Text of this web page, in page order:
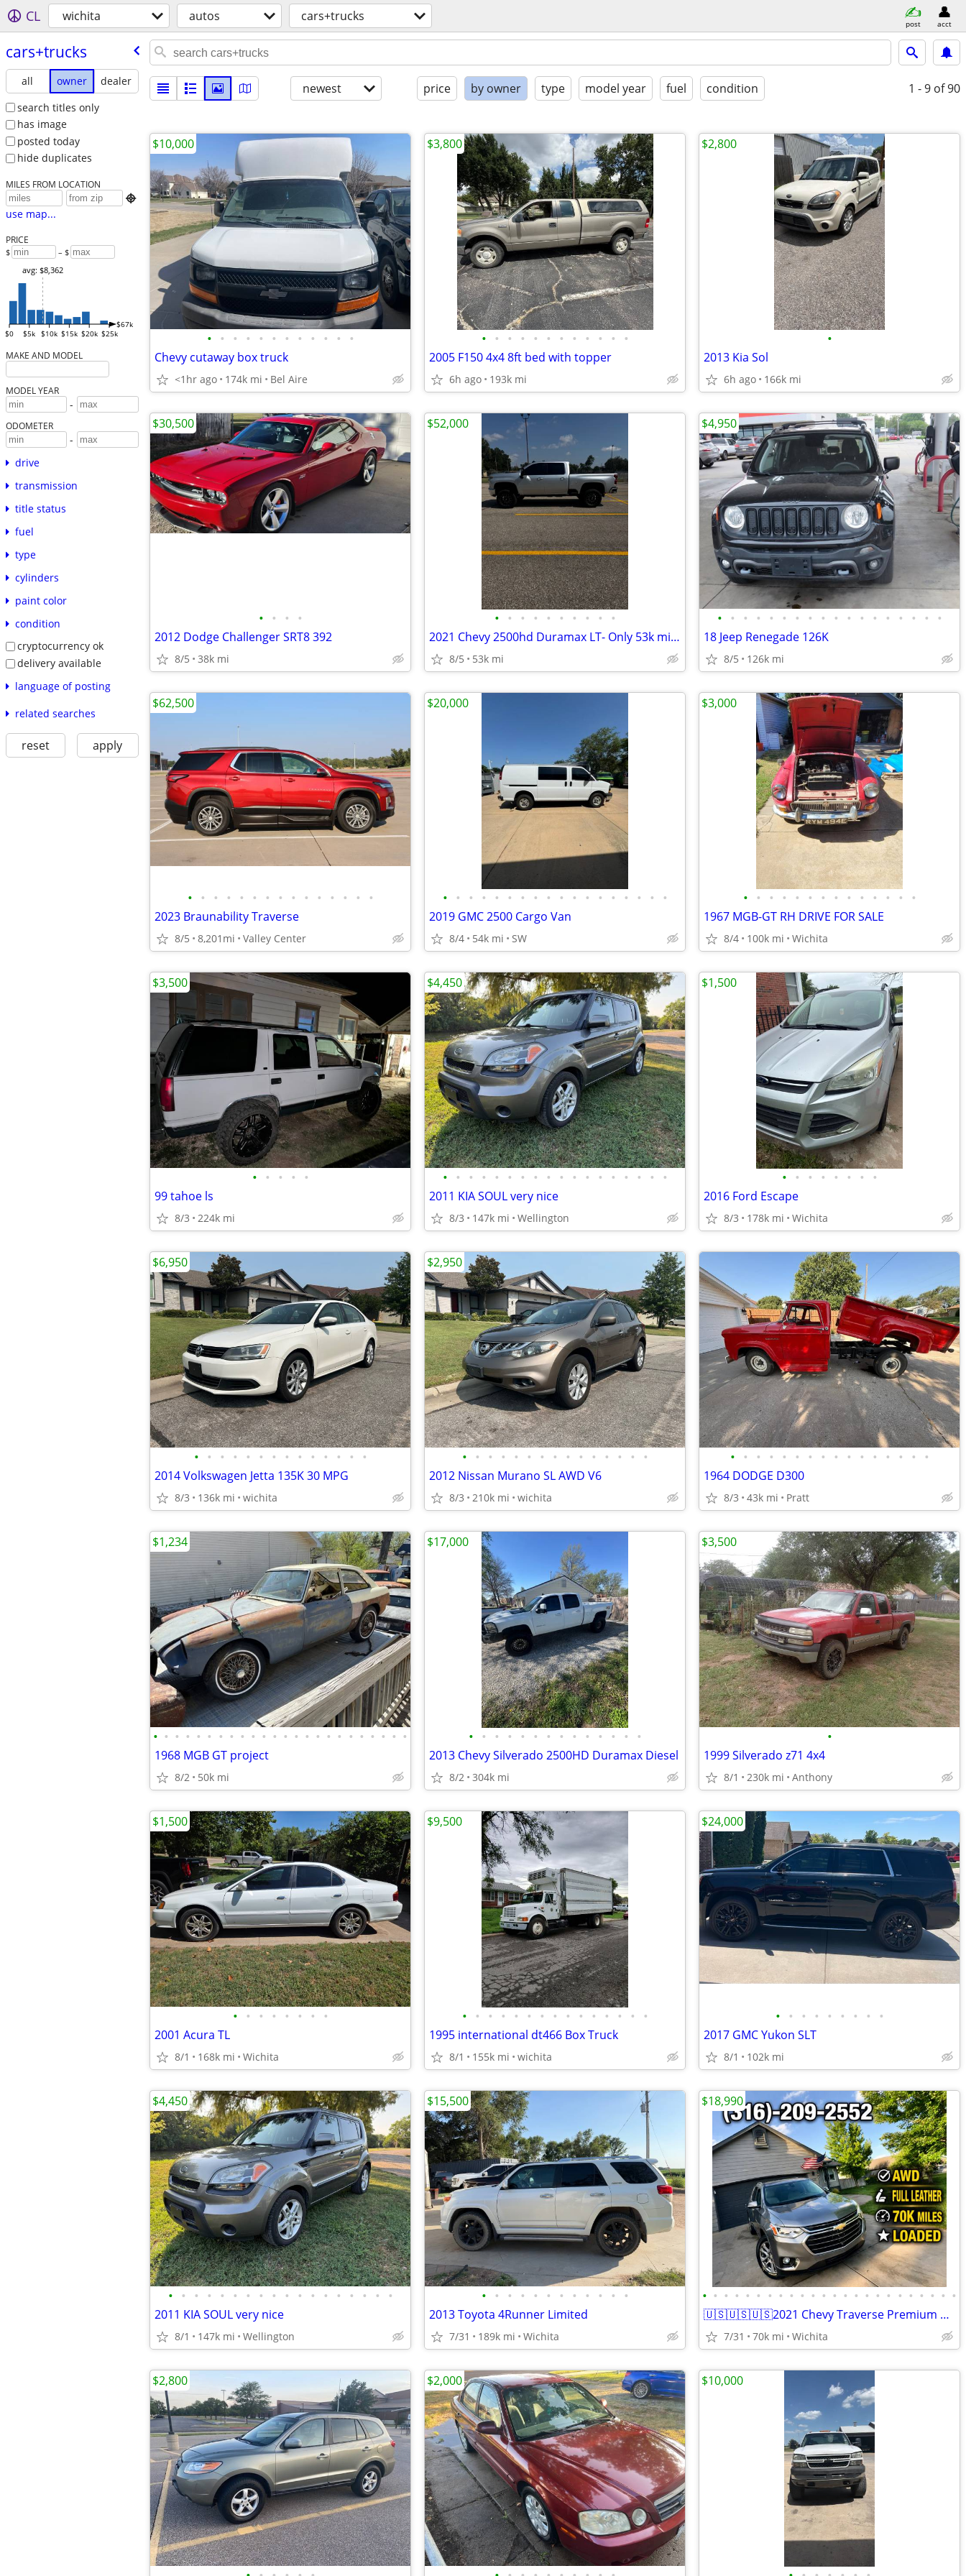
CL wichita autos cars+trucks post acct
cars+trucks
all owner
dealer
search titles only
has image
posted today
hide duplicates
MILES FROM LOCATION

use map...
PRICE
$ – $
$0 $5k $10k $15k $20k $25k
$67k
avg: $8,362
MAKE AND MODEL
MODEL YEAR
-
ODOMETER
-
drive
transmission
title status
fuel
type
cylinders
paint color
condition
cryptocurrency ok
delivery available
language of posting
related searches
reset apply
newest price by owner type model year fuel condition 1 - 9 of 90
• • • • • • • • • • • •
Chevy cutaway box truck
<1hr ago 174k mi Bel Aire
$10,000
• • • • • • • • • • • •
2005 F150 4x4 8ft bed with topper
6h ago 193k mi
$3,800
•
2013 Kia Sol
6h ago 166k mi
$2,800
• • • •
2012 Dodge Challenger SRT8 392
8/5 38k mi
$30,500
• • • • • • • • • •
2021 Chevy 2500hd Duramax LT- Only 53k miles-Clean title
8/5 53k mi
$52,000
• • • • • • • • • • • • • • • • • •
18 Jeep Renegade 126K
8/5 126k mi
$4,950
• • • • • • • • • • • • • • •
2023 Braunability Traverse
8/5 8,201mi Valley Center
$62,500
• • • • • • • • • • • • • • • • • •
2019 GMC 2500 Cargo Van
8/4 54k mi SW
$20,000
• • • • • • • • • • • • • •
1967 MGB-GT RH DRIVE FOR SALE
8/4 100k mi Wichita
$3,000
• • • • •
99 tahoe ls
8/3 224k mi
$3,500
• • • • • • • • • • • • • • • • • •
2011 KIA SOUL very nice
8/3 147k mi Wellington
$4,450
• • • • • • • •
2016 Ford Escape
8/3 178k mi Wichita
$1,500
• • • • • • • • • • • • • •
2014 Volkswagen Jetta 135K 30 MPG
8/3 136k mi wichita
$6,950
• • • • • • • • • • • • • • •
2012 Nissan Murano SL AWD V6
8/3 210k mi wichita
$2,950
• • • • • • • • • • • • • • • •
1964 DODGE D300
8/3 43k mi Pratt
• • • • • • • • • • • • • • • • • • • • • • • •
1968 MGB GT project
8/2 50k mi
$1,234
• • • • • • • • • • • • • •
2013 Chevy Silverado 2500HD Duramax Diesel
8/2 304k mi
$17,000
•
1999 Silverado z71 4x4
8/1 230k mi Anthony
$3,500
• • • • • • • •
2001 Acura TL
8/1 168k mi Wichita
$1,500
• • • • • • • • • • • • • • •
1995 international dt466 Box Truck
8/1 155k mi wichita
$9,500
• • • • • • • • •
2017 GMC Yukon SLT
8/1 102k mi
$24,000
• • • • • • • • • • • • • • • • • •
2011 KIA SOUL very nice
8/1 147k mi Wellington
$4,450
• • • • • • • • • • • •
2013 Toyota 4Runner Limited
7/31 189k mi Wichita
$15,500
• • • • • • • • • • • • • • • • • • • • • • • •
🇺🇸🇺🇸🇺🇸2021 Chevy Traverse Premium 70k Loaded AWD 🇺🇸🇺
7/31 70k mi Wichita
$18,990
$2,800 $2,000 $10,000